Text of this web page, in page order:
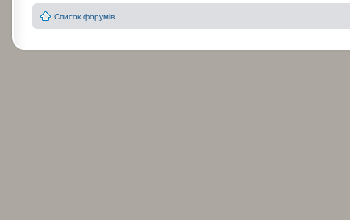
Список форумів